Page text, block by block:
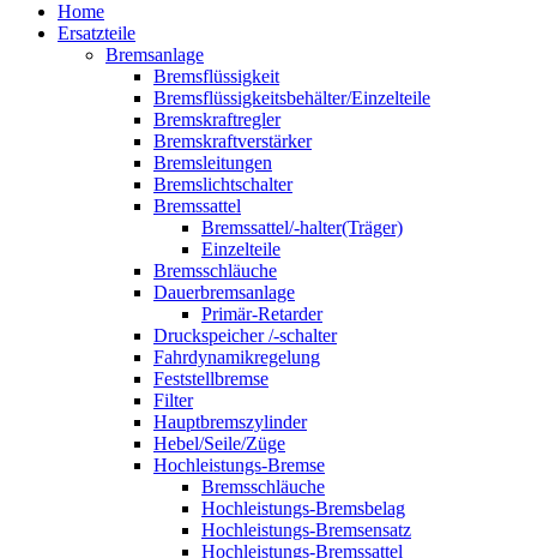
Home
Ersatzteile
Bremsanlage
Bremsflüssigkeit
Bremsflüssigkeitsbehälter/Einzelteile
Bremskraftregler
Bremskraftverstärker
Bremsleitungen
Bremslichtschalter
Bremssattel
Bremssattel/-halter(Träger)
Einzelteile
Bremsschläuche
Dauerbremsanlage
Primär-Retarder
Druckspeicher /-schalter
Fahrdynamikregelung
Feststellbremse
Filter
Hauptbremszylinder
Hebel/Seile/Züge
Hochleistungs-Bremse
Bremsschläuche
Hochleistungs-Bremsbelag
Hochleistungs-Bremsensatz
Hochleistungs-Bremssattel